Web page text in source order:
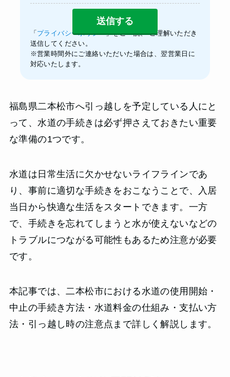
「 プライバシーポリシー」をご一読、 ご理解いただき
送信してください。
※営業時間外にご連絡いただいた場合は、翌営業日に
対応いたします。
福島県二本松市へ引っ越しを予定している人にと
って、水道の手続きは必ず押さえておきたい重要
な準備の1つです。
水道は日常生活に欠かせないライフラインであ
り、事前に適切な手続きをおこなうことで、入居
当日から快適な生活をスタートできます。一方
で、手続きを忘れてしまうと水が使えないなどの
トラブルにつながる可能性もあるため注意が必要
です。
本記事では、二本松市における水道の使用開始・
中止の手続き方法・水道料金の仕組み・支払い方
法・引っ越し時の注意点まで詳しく解説します。